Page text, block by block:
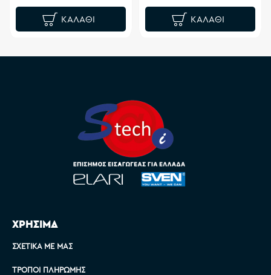
ΚΑΛΆΘΙ ΚΑΛΆΘΙ
ΧΡΗΣΙΜΑ
ΣΧΕΤΙΚΆ ΜΕ ΜΑΣ
ΤΡΌΠΟΙ ΠΛΗΡΩΜΉΣ